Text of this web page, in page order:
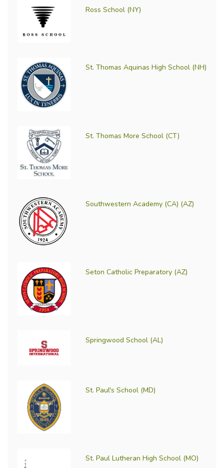
Ross School (NY)
St. Thomas Aquinas High School (NH)
St. Thomas More School (CT)
Southwestern Academy (CA) (AZ)
Seton Catholic Preparatory (AZ)
Springwood School (AL)
St. Paul's School (MD)
St. Paul Lutheran High School (MO)